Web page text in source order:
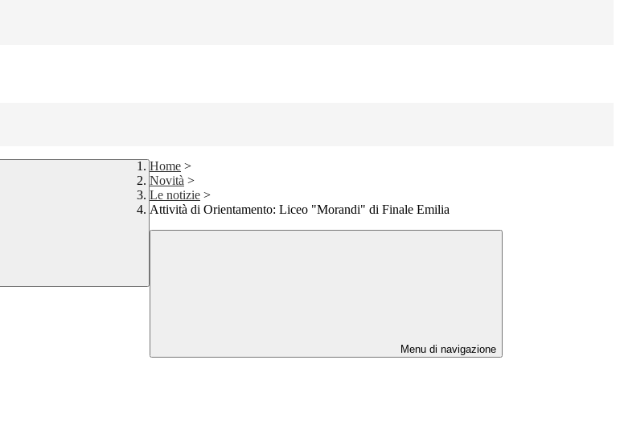
Home >
Novità >
Le notizie >
Attività di Orientamento: Liceo "Morandi" di Finale Emilia
Menu di navigazione